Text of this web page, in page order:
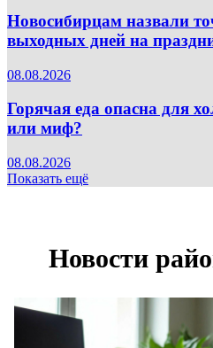
Новосибирцам назвали
выходных дней на
08.08.2026
Горячая еда опасна для
или миф?
08.08.2026
Показать ещё